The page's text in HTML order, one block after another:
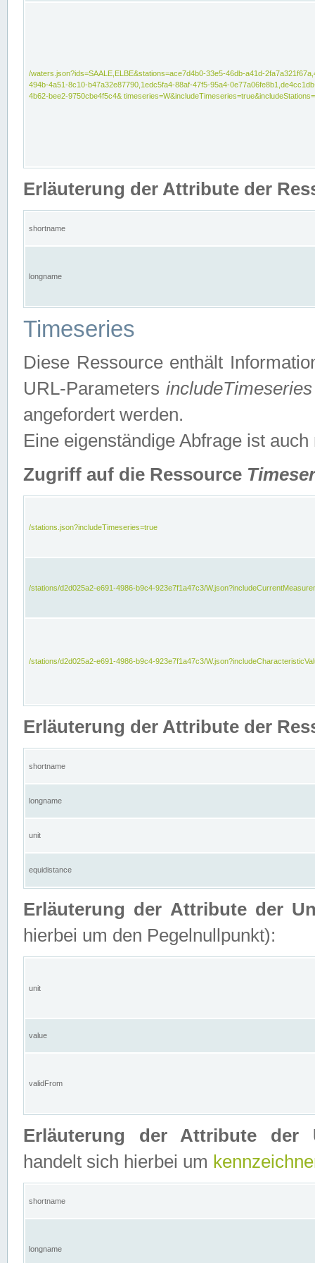
/waters.json?ids=SAALE,ELBE&stations=ace7d4b0-33e5-46db-a41d-
494b-4a51-8c10-b47a32e87790,1edc5fa4-88af-47f5-95a4-
4b62-bee2-9750cbe4f5c4&
Erläuterung der Attribute der
shortname
longname
Timeseries
Diese Ressource enthält
URL-ParametersincludeTimeseries
angefordert werden.
Eine eigenständige Abfrage ist auch
Zugriff auf die Ressource
/stations.json?includeTimeseries=true
/stations/d2d025a2-e691-4986-b9c4-923e7f1a47c3/
/stations/d2d025a2-e691-4986-b9c4-923e7f1a47c3/
Erläuterung der Attribute der
shortname
longname
unit
equidistance
Erläuterung der Attribute der
hierbei um den Pegelnullpunkt):
unit
value
validFrom
Erläuterung der Attribute der
handelt sich hierbei um
shortname
longname